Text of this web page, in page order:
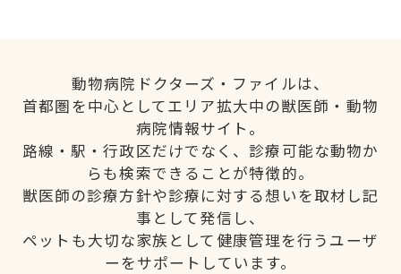
動物病院ドクターズ・ファイルは、
首都圏を中心としてエリア拡大中の獣医師・動物
病院情報サイト。
路線・駅・行政区だけでなく、診療可能な動物か
らも検索できることが特徴的。
獣医師の診療方針や診療に対する想いを取材し記
事として発信し、
ペットも大切な家族として健康管理を行うユーザ
ーをサポートしています。